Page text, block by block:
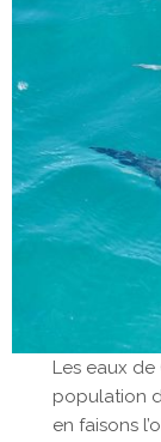
Les eaux
population
en faisons